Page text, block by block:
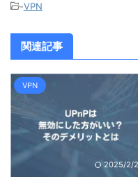
-VPN
関連記事
VPN
2025/2/